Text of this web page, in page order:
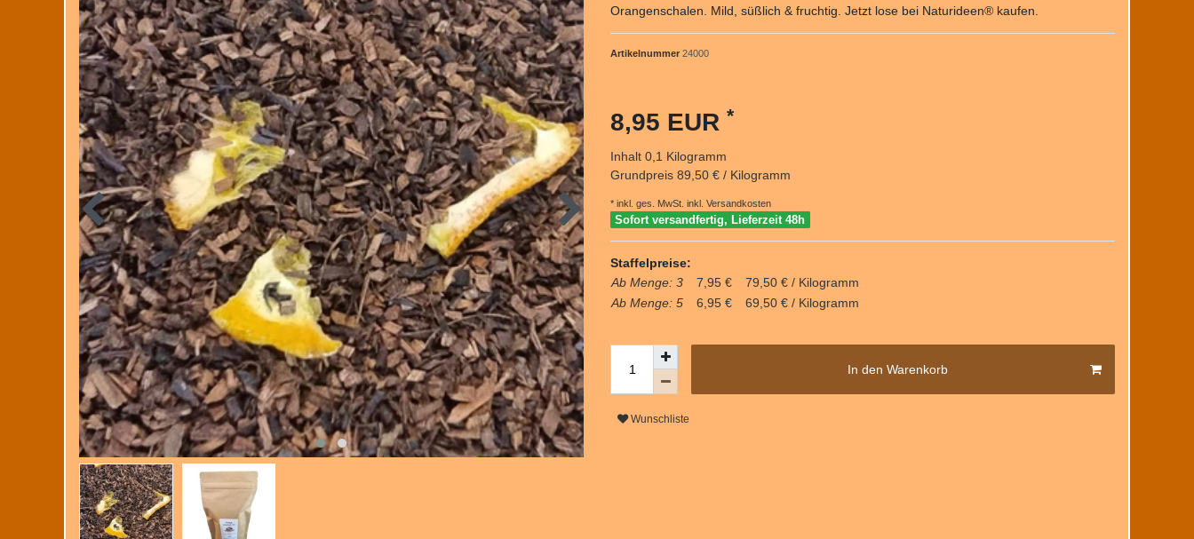
Orangenschalen. Mild, süßlich & fruchtig. Jetzt lose bei Naturideen® kaufen.
Artikelnummer 24000
8,95 EUR *
Inhalt 0,1 Kilogramm
Grundpreis 89,50 € / Kilogramm
* inkl. ges. MwSt. inkl. Versandkosten
Sofort versandfertig, Lieferzeit 48h
Staffelpreise:
Ab Menge: 3
7,95 €
79,50 € / Kilogramm
Ab Menge: 5
6,95 € 69,50 € / Kilogramm
In den Warenkorb
Wunschliste